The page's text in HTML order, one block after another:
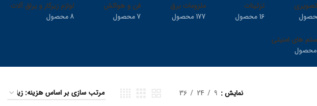
تزئینات
16 محصول
ملزومات برق
177 محصول
فن و هواکش
7 محصول
لوازم زیرکار و یراق آلات
8 محصول
های امنیتی
نمایش 9
24
36